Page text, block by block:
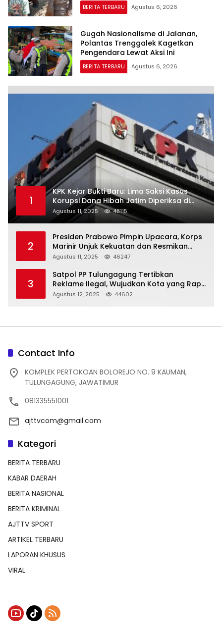
BERITA TERBARU Agustus 6, 2026
Gugah Nasionalisme di Jalanan,
Polantas Trenggalek Kagetkan
Pengendara Lewat Aksi Ini
BERITA TERBARU Agustus 6, 2026
1
KPK Kejar Bukti Baru: Lima Saksi Kasus
Korupsi Dana Hibah Jatim Diperiksa di
Trenggalek
Agustus 11, 2025 48115
2
Presiden Prabowo Pimpin Upacara, Korps
Marinir Unjuk Kekuatan dan Resmikan
Struktur Baru
Agustus 11, 2025 46247
3
Satpol PP Tulungagung Tertibkan
Reklame Ilegal, Wujudkan Kota yang Rapi
dan Indah
Agustus 12, 2025 44602
Contact Info
KOMPLEK PERTOKOAN BOLOREJO NO. 9 KAUMAN,
TULUNGAGUNG, JAWATIMUR
081335551001
ajttvcom@gmail.com
Kategori
BERITA TERBARU
KABAR DAERAH
BERITA NASIONAL
BERITA KRIMINAL
AJTTV SPORT
ARTIKEL TERBARU
LAPORAN KHUSUS
VIRAL